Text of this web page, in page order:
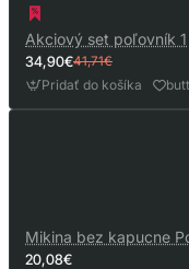
Akciový set poľovník 1
34,90€41,71€
Pridať do košíka
Mikina bez kapucne
20,08€